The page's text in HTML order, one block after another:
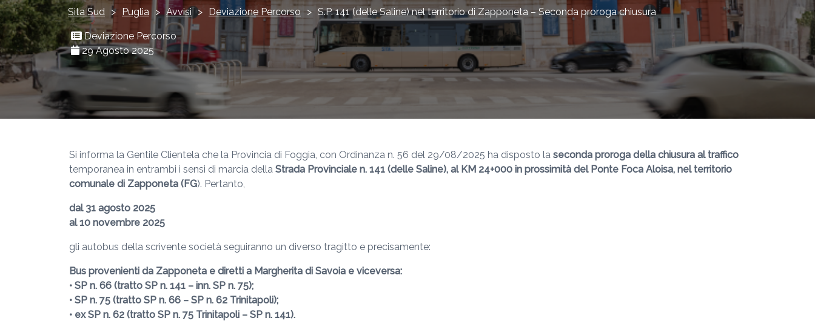
Sita Sud > Puglia > Avvisi > Deviazione Percorso > S.P. 141 (delle Saline) nel territorio di Zapponeta – Seconda proroga chiusura
Deviazione Percorso
29 Agosto 2025
Si informa la Gentile Clientela che la Provincia di Foggia, con Ordinanza n. 56 del 29/08/2025 ha disposto la seconda proroga della chiusura al traffico
temporanea in entrambi i sensi di marcia della Strada Provinciale n. 141 (delle Saline), al KM 24+000 in prossimità del Ponte Foca Aloisa, nel territorio
comunale di Zapponeta (FG). Pertanto,
dal 31 agosto 2025
al 10 novembre 2025
gli autobus della scrivente società seguiranno un diverso tragitto e precisamente:
Bus provenienti da Zapponeta e diretti a Margherita di Savoia e viceversa:
• SP n. 66 (tratto SP n. 141 – inn. SP n. 75);
• SP n. 75 (tratto SP n. 66 – SP n. 62 Trinitapoli);
• ex SP n. 62 (tratto SP n. 75 Trinitapoli – SP n. 141).